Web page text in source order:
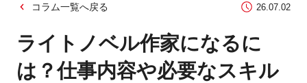
コラム一覧へ戻る 26.07.02
ライトノベル作家になるに
は？仕事内容や必要なスキル